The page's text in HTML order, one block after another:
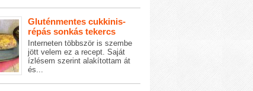
Gluténmentes cukkinis-
répás sonkás tekercs
Interneten többször is szembe
jött velem ez a recept. Saját
ízlésem szerint alakítottam át
és...